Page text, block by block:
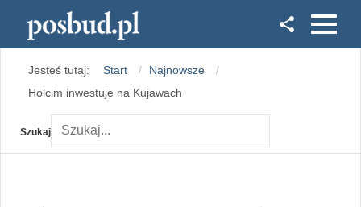
Instagram
Jesteś tutaj: Start
Najnowsze
Holcim inwestuje na Kujawach
Szukaj